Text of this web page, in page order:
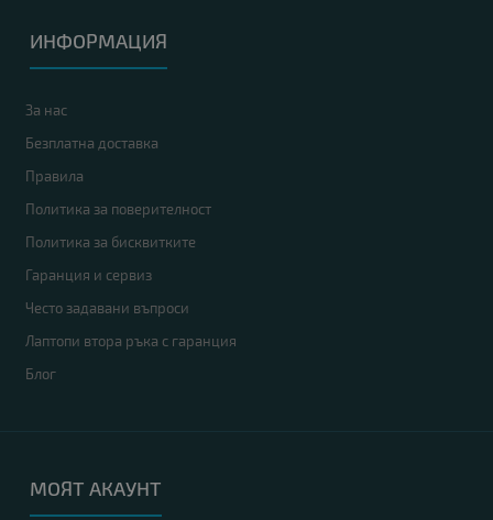
ИНФОРМАЦИЯ
За нас
Безплатна доставка
Правила
Политика за поверителност
Политика за бисквитките
Гаранция и сервиз
Често задавани въпроси
Лаптопи втора ръка с гаранция
Блог
МОЯТ АКАУНТ